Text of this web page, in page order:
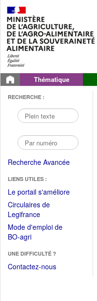
Thématique
RECHERCHE :
Recherche Avancée
LIENS UTILES :
Le portail s'améliore(Fichier
Circulaires de
Legifrance(Ouvrir
dans
une
fenêtre)
Mode d'emploi de
BO-agri(Ouvrir
une
nouvelle
UNE DIFFICULTÉ ?
Contactez-nous